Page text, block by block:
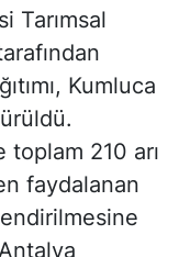
Tarımsal
Kumluca
toplam 210 arı
faydalanan